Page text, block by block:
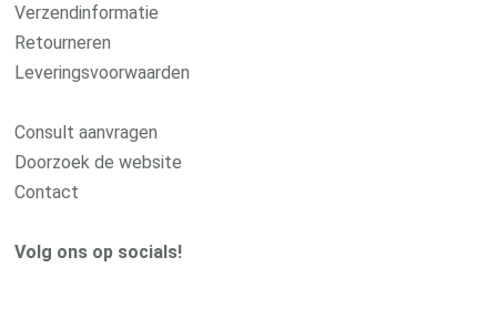
Verzendinformatie
Retourneren
Leveringsvoorwaarden
Consult aanvragen
Doorzoek de website
Contact
Volg ons op socials!